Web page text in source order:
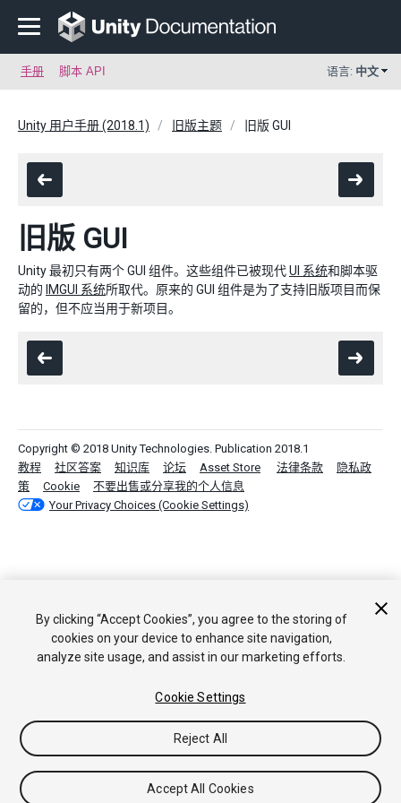
手册 脚本 API 语言: 中文
Unity 用户手册 (2018.1) 旧版主题 旧版 GUI
旧版 GUI
Unity 最初只有两个 GUI 组件。这些组件已被现代UI 系统和脚本驱
动的 IMGUI 系统所取代。原来的 GUI 组件是为了支持旧版项目而保
留的，但不应当用于新项目。
Copyright © 2018 Unity Technologies. Publication 2018.1
教程
社区答案 知识库 论坛 Asset Store 法律条款
隐私政
策
Cookie
不要出售或分享我的个人信息
Your Privacy Choices (Cookie Settings)
By clicking “Accept Cookies”, you agree to the storing of
cookies on your device to enhance site navigation,
analyze site usage, and assist in our marketing efforts.
Cookie Settings
Reject All
Accept All Cookies